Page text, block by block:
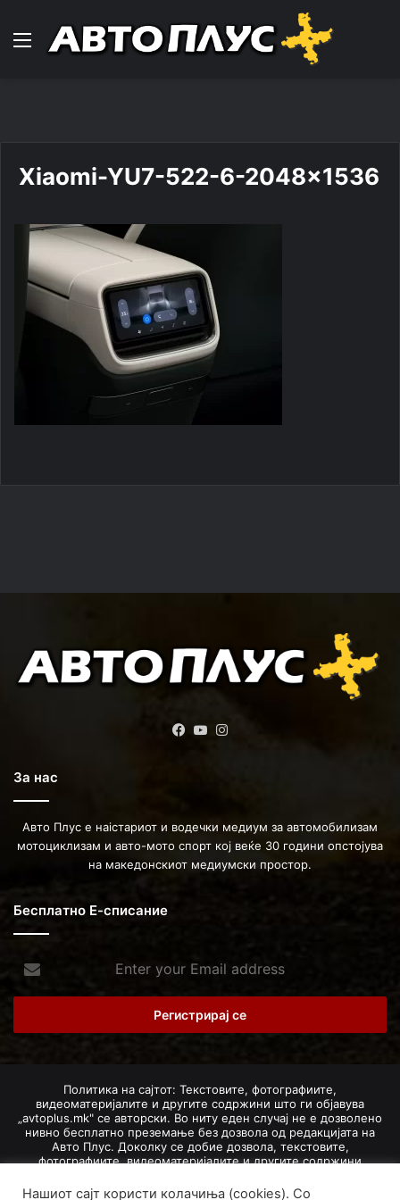
Навигација
Xiaomi-YU7-522-6-2048×1536
Facebook
YouTube
За нас
Авто Плус е наістариот и водечки медиум за автомобилизам
мотоциклизам и авто-мото спорт кој веќе 30 години опстојува
на македонскиот медиумски простор.
Бесплатно Е-списание
your
Email
Политика на сајтот: Текстовите, фотографиите,
видеоматеријалите и другите содржини што ги објавува
„avtoplus.mk" се авторски. Во ниту еден случај не е дозволено
нивно бесплатно преземање без дозвола од редакцијата на
Авто Плус. Доколку се добие дозвола, текстовите,
фотографиите, видеоматеријалите и другите содржини
изворот и авторот со вметнување на директна интернет-врска
Нашиот сајт користи колачиња (cookies). Со